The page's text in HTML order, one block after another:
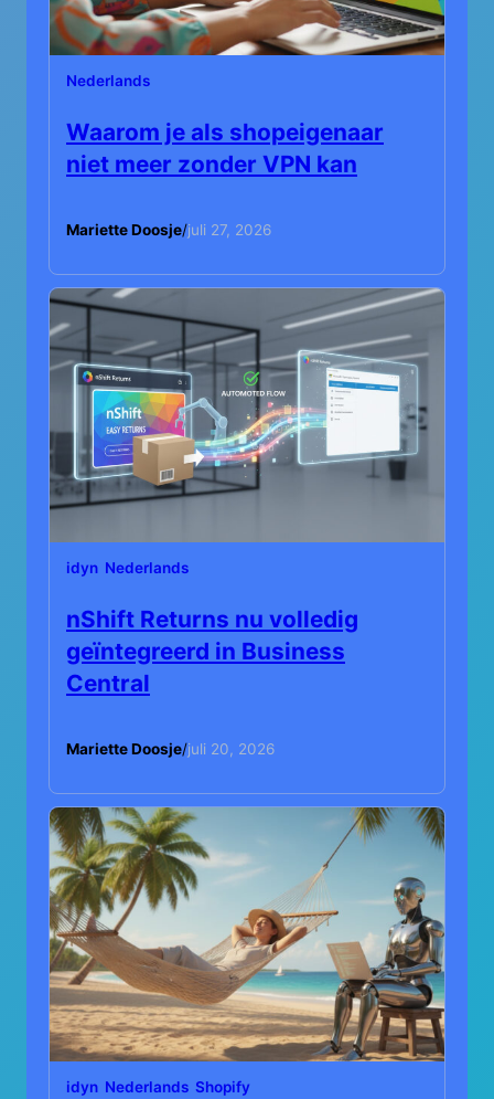
Nederlands
Waarom je als shopeigenaar
niet meer zonder VPN kan
Mariette Doosje/juli 27, 2026
idyn Nederlands
nShift Returns nu volledig
geïntegreerd in Business
Central
Mariette Doosje/juli 20, 2026
idyn Nederlands Shopify